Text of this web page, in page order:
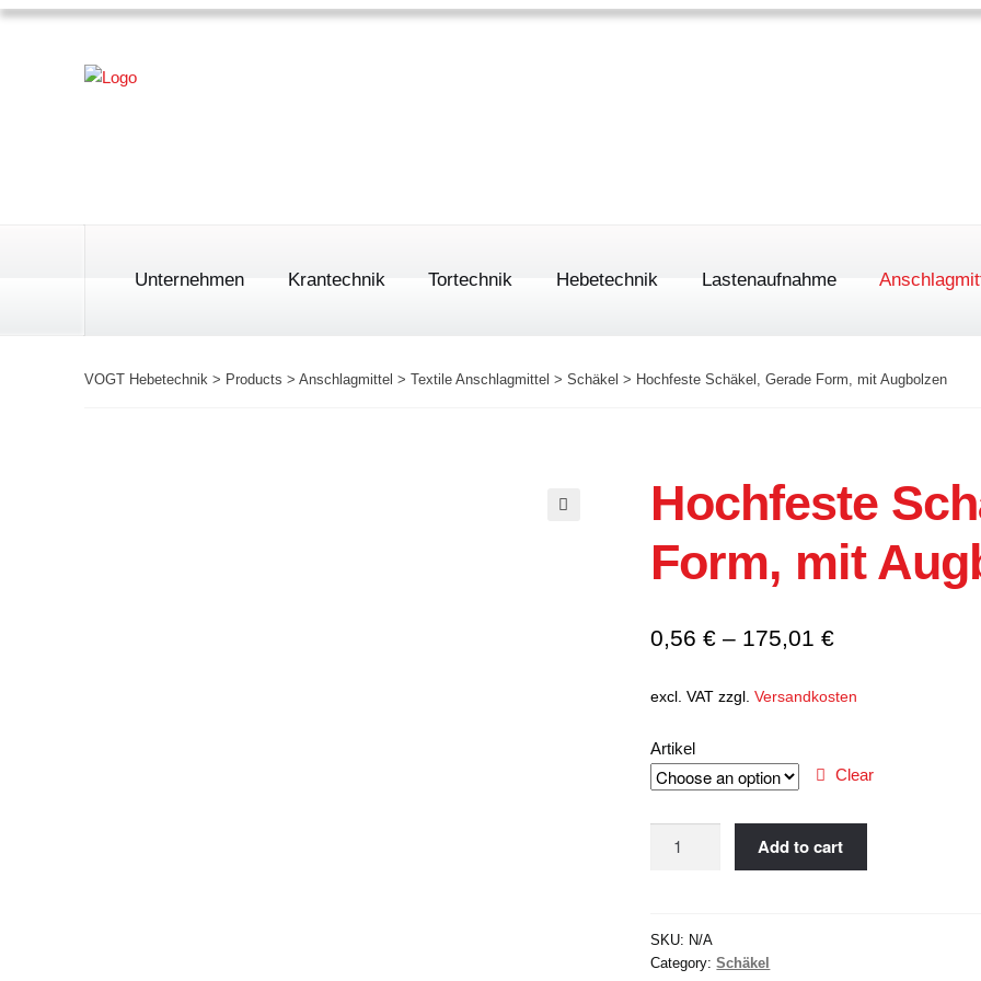
Unternehmen Krantechnik Tortechnik Hebetechnik
Trägerklemmen
Lastenaufnahme
VOGT Hebetechnik > Products > Anschlagmittel > Textile Anschlagmittel > Schäkel > Hochfeste Schäkel, Gerade Form, mit Augbolzen
Hochfeste
Form, mit
0,56€ – 175,01€
excl. VAT zzgl.Versandkosten
Artikel
Clear
mit
Augbolzen
Add to cart
SKU: N/A
Category:Schäkel